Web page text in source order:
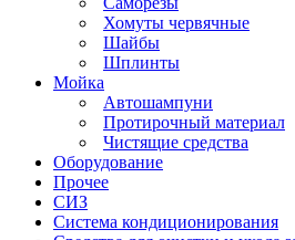
Хомуты червячные
Шайбы
Шплинты
Мойка
Автошампуни
Протирочный материал
Чистящие средства
Оборудование
Прочее
СИЗ
Система кондиционирования